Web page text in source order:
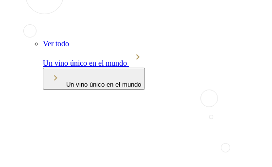
Ver todo
Un vino único en el mundo
Un vino único en el mundo